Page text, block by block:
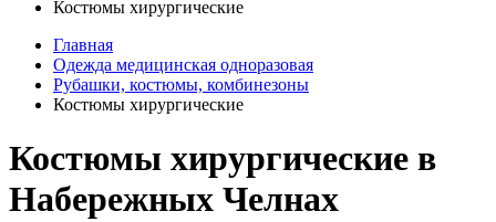
Костюмы хирургические
Главная
Одежда медицинская одноразовая
Рубашки, костюмы, комбинезоны
Костюмы хирургические
Костюмы хирургические в
Набережных Челнах